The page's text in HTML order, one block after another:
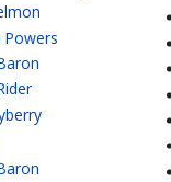
Powers